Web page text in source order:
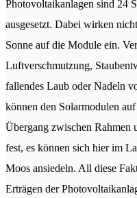
Photovoltaikanlagen sind 24
ausgesetzt. Dabei wirken
Sonne auf die Module ein.
Luftverschmutzung,
fallendes Laub oder Nadeln
können den Solarmodulen
Übergang zwischen Rahmen
fest, es können sich hier im
Moos ansiedeln. All diese
Erträgen der